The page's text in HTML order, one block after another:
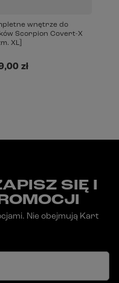
wnętrze do
Scorpion Covert-X
XL]
zł
SIĘ I
Nie obejmują Kart